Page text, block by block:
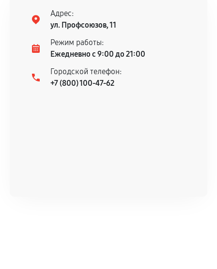
Адрес:
ул. Профсоюзов, 11
Режим работы:
Ежедневно с 9:00 до 21:00
Городской телефон:
+7 (800) 100-47-62